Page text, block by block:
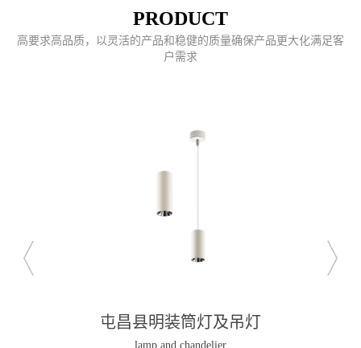
PRODUCT
高要求高品质，以灵活的产品和稳健的质量确保产品更大化满足客
户需求
屯昌县磁吸导轨灯
Magnetic guide light